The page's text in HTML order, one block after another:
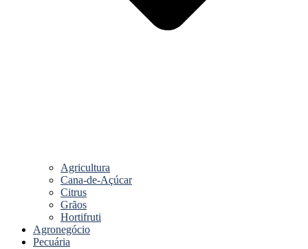
Agricultura
Cana-de-Açúcar
Citrus
Grãos
Hortifruti
Agronegócio
Pecuária